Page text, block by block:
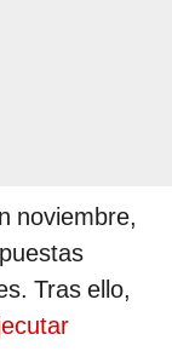
noviembre,
Tras ello,